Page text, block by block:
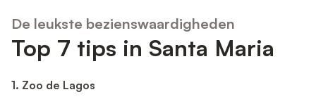
De leukste bezienswaardigheden
Top 7 tips in Santa Maria
1. Zoo de Lagos